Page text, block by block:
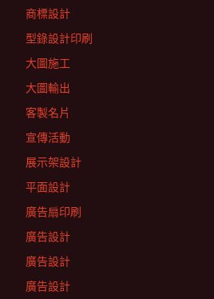
商標設計
型錄設計印刷
大圖施工
大圖輸出
客製名片
宣傳活動
展示架設計
平面設計
廣告扇印刷
廣告設計
廣告設計
廣告設計